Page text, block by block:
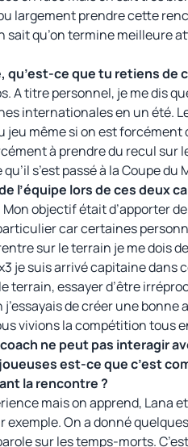
largement prendre cette
qu’on termine meilleure
ce que tu retiens de
A titre personnel, je me dis
internationales en un été.
jeu même si on est forcément
à prendre du recul sur
s’est passé à la Coupe du
l’équipe lors de ces deux
objectif était d’apporter
car certaines
sur le terrain je me dois
je suis arrivé capitaine dans
terrain, essayer d’être
de créer une bonne
vivions la compétition tous
ne peut pas interagir
est-ce que c’est
la rencontre ?
mais on apprend, Lana
exemple. On a donné
sur les temps-morts.